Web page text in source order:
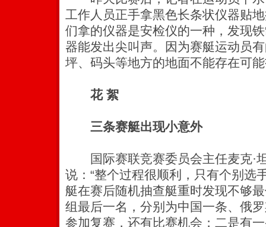
工作人员正手拿黑色长条状仪器贴
们拿的仪器是安检仪的一种，发现
器能发出尖叫声。因为赛艇运动员
坪、码头等地方的地面不能存在可
花 絮
三条赛艇出现小意外
国际赛联竞赛委员会主任麦克·
说：“整个过程很顺利，只有个别选
艇在赛后随机抽查艇重时发现不够
组最后一名，分别为中国一条、俄
参加复赛，还有比赛机会；二是有